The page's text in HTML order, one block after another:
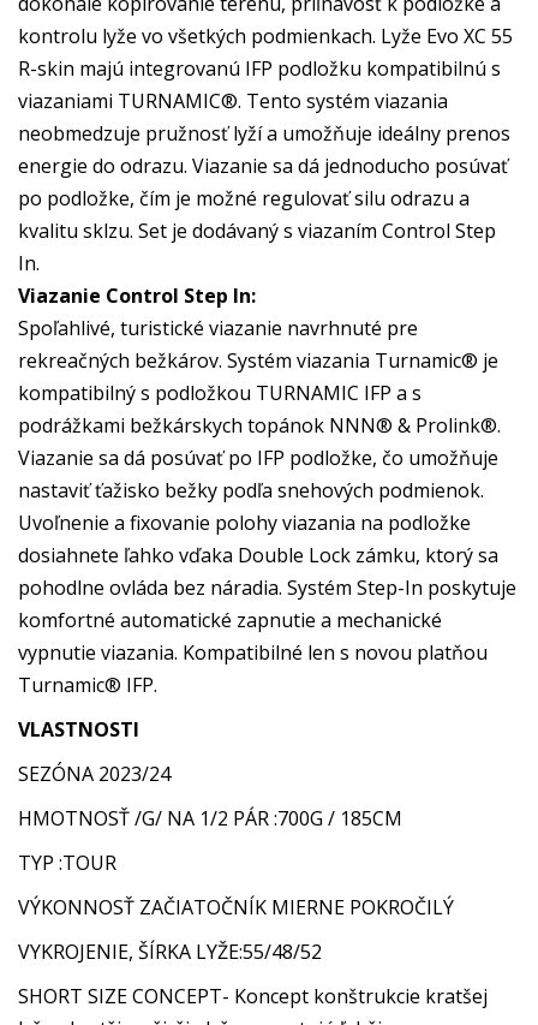
kontrolu lyže vo všetkých podmienkach. Lyže Evo XC 55
R-skin majú integrovanú IFP podložku kompatibilnú s
viazaniami TURNAMIC®. Tento systém viazania
neobmedzuje pružnosť lyží a umožňuje ideálny prenos
energie do odrazu. Viazanie sa dá jednoducho posúvať
po podložke, čím je možné regulovať silu odrazu a
kvalitu sklzu. Set je dodávaný s viazaním Control Step
In.
Viazanie Control Step In:
Spoľahlivé, turistické viazanie navrhnuté pre
rekreačných bežkárov. Systém viazania Turnamic® je
kompatibilný s podložkou TURNAMIC IFP a s
podrážkami bežkárskych topánok NNN® & Prolink®.
Viazanie sa dá posúvať po IFP podložke, čo umožňuje
nastaviť ťažisko bežky podľa snehových podmienok.
Uvoľnenie a fixovanie polohy viazania na podložke
dosiahnete ľahko vďaka Double Lock zámku, ktorý sa
pohodlne ovláda bez náradia. Systém Step-In poskytuje
komfortné automatické zapnutie a mechanické
vypnutie viazania. Kompatibilné len s novou platňou
Turnamic® IFP.
VLASTNOSTI
SEZÓNA 2023/24
HMOTNOSŤ /G/ NA 1/2 PÁR :700G / 185CM
TYP :TOUR
VÝKONNOSŤ ZAČIATOČNÍK MIERNE POKROČILÝ
VYKROJENIE, ŠÍRKA LYŽE:55/48/52
SHORT SIZE CONCEPT- Koncept konštrukcie kratšej